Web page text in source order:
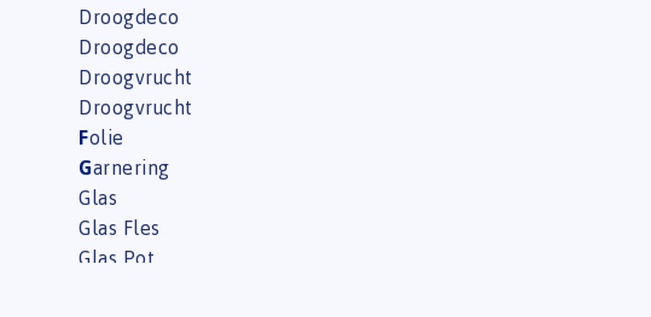
Droogdeco
Droogdeco
Droogvrucht
Droogvrucht
Folie
Garnering
Glas
Glas Fles
Glas Pot